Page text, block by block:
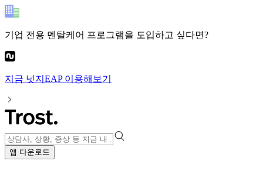
기업 전용 멘탈케어 프로그램을 도입하고 싶다면?
지금 넛지EAP이용해보기
앱 다운로드